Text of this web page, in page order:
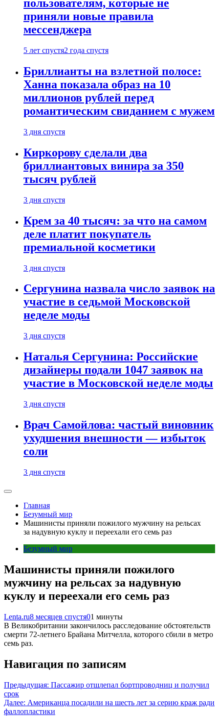
пользователям, которые не
приняли новые правила
мессенджера
5 лет спустя2 года спустя
Бриллианты на взлетной полосе:
Ханна показала образ на 10
миллионов рублей перед
романтическим свиданием с мужем
3 дня спустя
Киркорову сделали два
бриллиантовых винира за 350
тысяч рублей
3 дня спустя
Крем за 40 тысяч: за что на самом
деле платит покупатель
премиальной косметики
3 дня спустя
Сергунина назвала число заявок на
участие в седьмой Московской
неделе моды
3 дня спустя
Наталья Сергунина: Российские
дизайнеры подали 1047 заявок на
участие в Московской неделе моды
3 дня спустя
Врач Самойлова: частый виновник
ухудшения внешности — избыток
соли
3 дня спустя
Главная
Безумный мир
Машинисты приняли пожилого мужчину на рельсах
за надувную куклу и переехали его семь раз
Безумный мир
Машинисты приняли пожилого
мужчину на рельсах за надувную
куклу и переехали его семь раз
Lenta.ru8 месяцев спустя01 минуты
В Великобритании закончилось расследование обстоятельств
смерти 72-летнего Брайана Митчелла, которого сбили в метро
семь раз.
Навигация по записям
Предыдущая: Пассажир отшлепал бортпроводниц и получил
срок
Далее: Американца посадили на шесть лет за серию краж ради
фаллопластики